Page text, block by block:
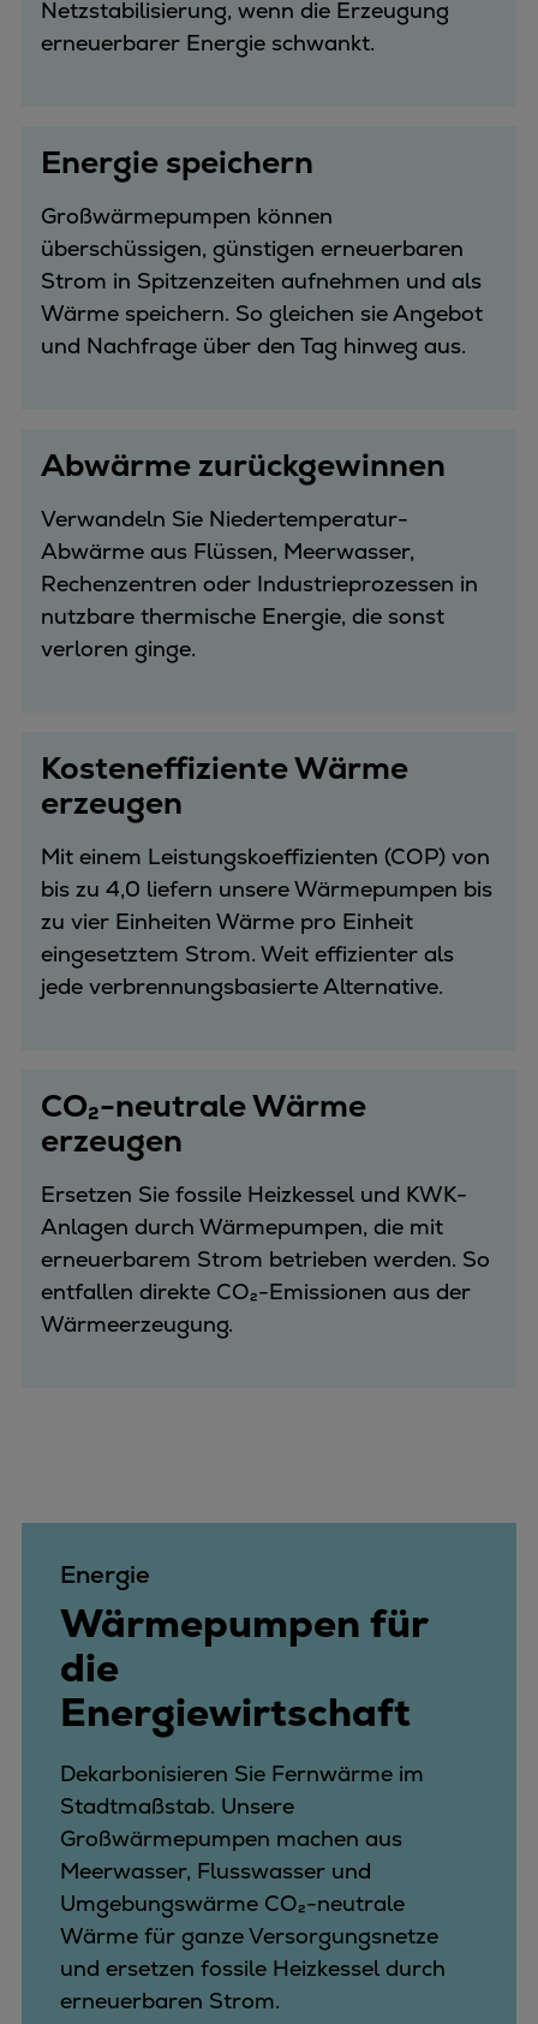
Netzstabilisierung, wenn die Erzeugung
erneuerbarer Energie schwankt.
Energie speichern
Großwärmepumpen können
überschüssigen, günstigen erneuerbaren
Strom in Spitzenzeiten aufnehmen und als
Wärme speichern. So gleichen sie Angebot
und Nachfrage über den Tag hinweg aus.
Abwärme zurückgewinnen
Verwandeln Sie Niedertemperatur-
Abwärme aus Flüssen, Meerwasser,
Rechenzentren oder Industrieprozessen in
nutzbare thermische Energie, die sonst
verloren ginge.
Kosteneffiziente Wärme
erzeugen
Mit einem Leistungskoeffizienten (COP) von
bis zu 4,0 liefern unsere Wärmepumpen bis
zu vier Einheiten Wärme pro Einheit
eingesetztem Strom. Weit effizienter als
jede verbrennungsbasierte Alternative.
CO₂-neutrale Wärme
erzeugen
Ersetzen Sie fossile Heizkessel und KWK-
Anlagen durch Wärmepumpen, die mit
erneuerbarem Strom betrieben werden. So
entfallen direkte CO₂-Emissionen aus der
Wärmeerzeugung.
Energie
Wärmepumpen für
die
Energiewirtschaft
Dekarbonisieren Sie Fernwärme im
Stadtmaßstab. Unsere
Großwärmepumpen machen aus
Meerwasser, Flusswasser und
Umgebungswärme CO₂-neutrale
Wärme für ganze Versorgungsnetze
und ersetzen fossile Heizkessel durch
erneuerbaren Strom.